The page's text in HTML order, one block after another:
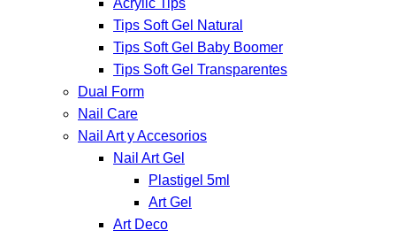
Acrylic Tips
Tips Soft Gel Natural
Tips Soft Gel Baby Boomer
Tips Soft Gel Transparentes
Dual Form
Nail Care
Nail Art y Accesorios
Nail Art Gel
Plastigel 5ml
Art Gel
Art Deco